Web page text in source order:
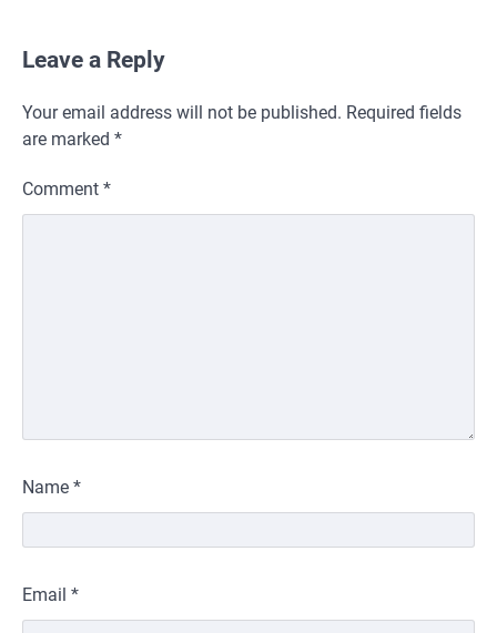
Leave a Reply
Your email address will not be published. Required fields
are marked *
Comment *
Name *
Email *